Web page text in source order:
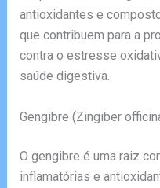
antioxidantes e
que contribuem para a
contra o estresse
saúde digestiva.
Gengibre (Zingiber
O gengibre é uma raiz
inflamatórias e